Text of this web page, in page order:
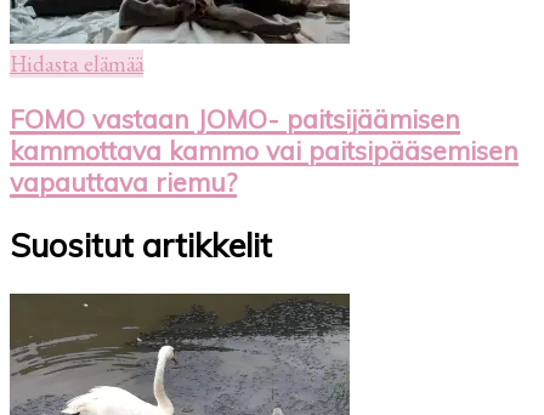
Hidasta elämää
FOMO vastaan JOMO- paitsijäämisen
kammottava kammo vai paitsipääsemisen
vapauttava riemu?
Suositut artikkelit